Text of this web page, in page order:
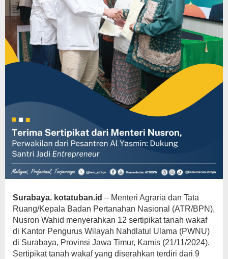
Surabaya. kotatuban.id – Menteri Agraria dan Tata
Ruang/Kepala Badan Pertanahan Nasional (ATR/BPN),
Nusron Wahid menyerahkan 12 sertipikat tanah wakaf
di Kantor Pengurus Wilayah Nahdlatul Ulama (PWNU)
di Surabaya, Provinsi Jawa Timur, Kamis (21/11/2024).
Sertipikat tanah wakaf yang diserahkan terdiri dari 9